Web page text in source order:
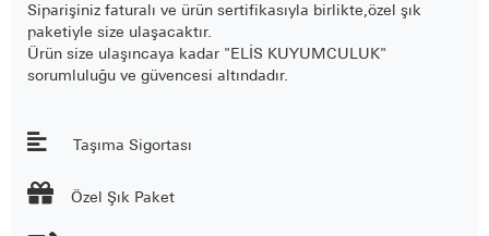
Siparişiniz faturalı ve ürün sertifikasıyla birlikte,özel şık
paketiyle size ulaşacaktır.
Ürün size ulaşıncaya kadar "ELİS KUYUMCULUK"
sorumluluğu ve güvencesi altındadır.
Taşıma Sigortası
 Özel Şık Paket